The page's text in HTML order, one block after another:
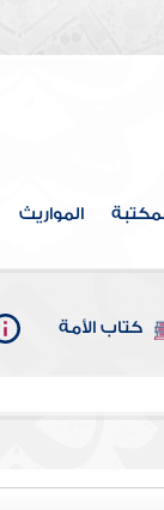
المواريث
كتاب الأمة